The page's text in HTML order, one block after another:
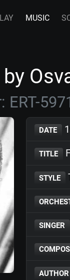
MUSIC
ERT-
DATE
TITLE
STYLE
SINGER
AUTHOR